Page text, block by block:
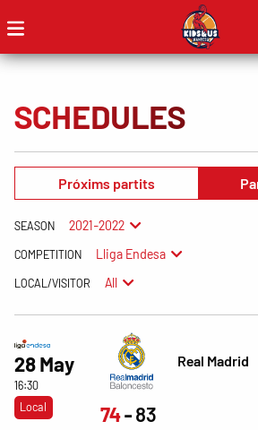
SCHEDULES
Próxims partits
SEASON 2021-2022
COMPETITION Lliga Endesa
LOCAL/VISITOR All
28 May
16:30
Local
Real Madrid
74 83